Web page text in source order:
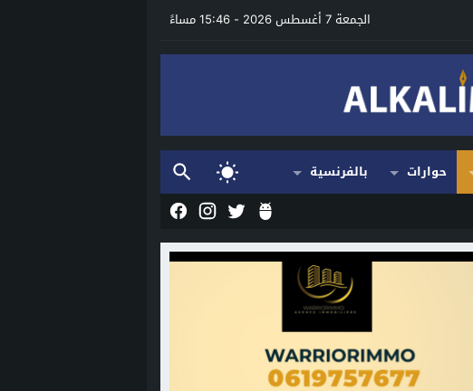
الجمعة 7 أغسطس 2026 - 15:46 مساءً
حوارات
بالفرنسية